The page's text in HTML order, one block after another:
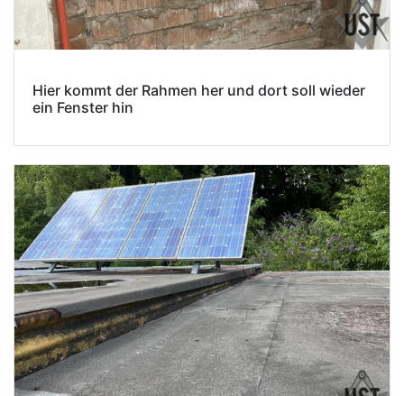
Hier kommt der Rahmen her und dort soll wieder
ein Fenster hin